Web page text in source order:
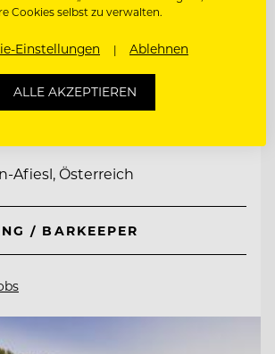
make friends
Afiesl, Österreich
CHEF DE RANG / BARKEEPER
Cookies selbst zu verwalten.
Einstellungen Ablehnen
ALLE AKZEPTIEREN